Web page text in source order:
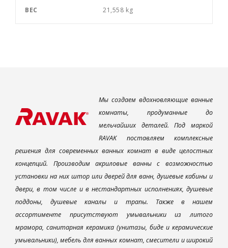
ВЕС 21,558 kg
Мы создаем вдохновляющие ванные
комнаты, продуманные до
мельчайших деталей. Под маркой
RAVAK поставляем комплексные
решения для современных ванных комнат в виде целостных
концепций. Производим акриловые ванны с возможностью
установки на них штор или дверей для ванн, душевые кабины и
двери, в том числе и в нестандартных исполнениях, душевые
поддоны, душевые каналы и трапы. Также в нашем
ассортименте присутствуют умывальники из литого
мрамора, санитарная керамика (унитазы, биде и керамические
умывальники), мебель для ванных комнат, смесители и широкий